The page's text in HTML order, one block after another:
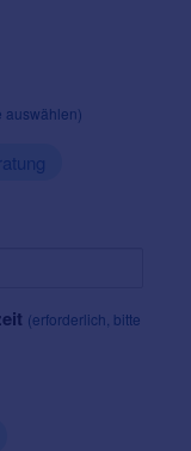
auswählen)
(erforderlich, bitte